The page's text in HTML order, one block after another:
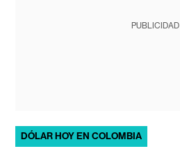
PUBLICIDAD
DÓLAR HOY EN COLOMBIA